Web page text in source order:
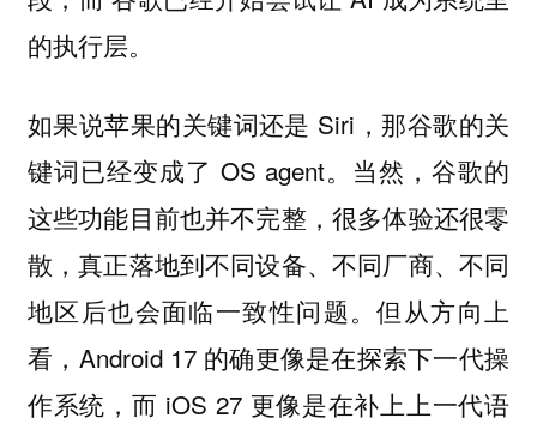
的执行层。
如果说苹果的关键词还是 Siri，那谷歌的关
键词已经变成了 OS agent。当然，谷歌的
这些功能目前也并不完整，很多体验还很零
散，真正落地到不同设备、不同厂商、不同
地区后也会面临一致性问题。但从方向上
看，Android 17 的确更像是在探索下一代操
作系统，而 iOS 27 更像是在补上上一代语